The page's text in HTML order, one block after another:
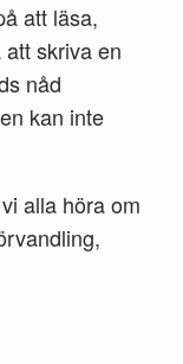
att läsa,
skriva en
nåd
kan inte
alla höra om